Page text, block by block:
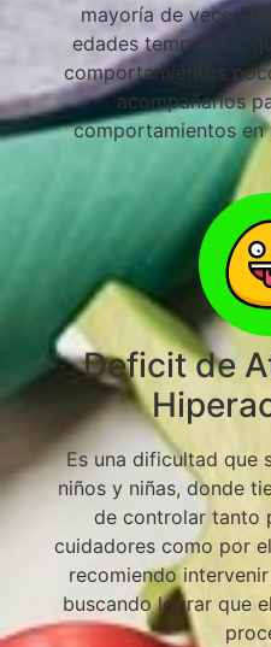
mayoría de veces
edades tempranas,
comportamientos
acompañarlos
comportamientos en
Deficit de
Es una dificultad que
niños y niñas, donde
de controlar tanto
cuidadores como por
recomiendo
buscando lograr que